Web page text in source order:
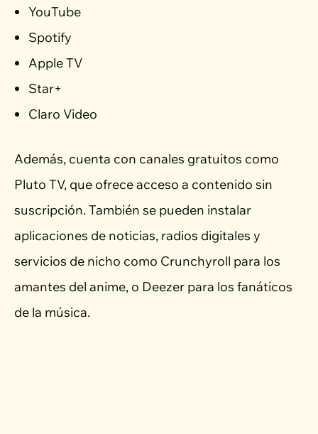
YouTube
Spotify
Apple TV
Star+
Claro Video
Además, cuenta con canales gratuitos como
Pluto TV, que ofrece acceso a contenido sin
suscripción. También se pueden instalar
aplicaciones de noticias, radios digitales y
servicios de nicho como Crunchyroll para los
amantes del anime, o Deezer para los fanáticos
de la música.